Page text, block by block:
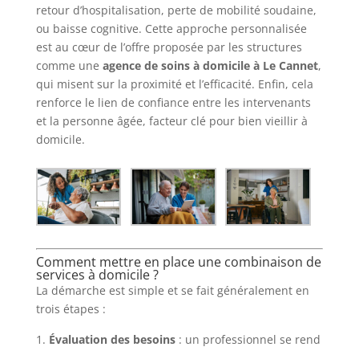
retour d’hospitalisation, perte de mobilité soudaine,
ou baisse cognitive. Cette approche personnalisée
est au cœur de l’offre proposée par les structures
comme une agence de soins à domicile à Le Cannet,
qui misent sur la proximité et l’efficacité. Enfin, cela
renforce le lien de confiance entre les intervenants
et la personne âgée, facteur clé pour bien vieillir à
domicile.
Comment mettre en place une combinaison de
services à domicile ?
La démarche est simple et se fait généralement en
trois étapes :
Évaluation des besoins: un professionnel se rend